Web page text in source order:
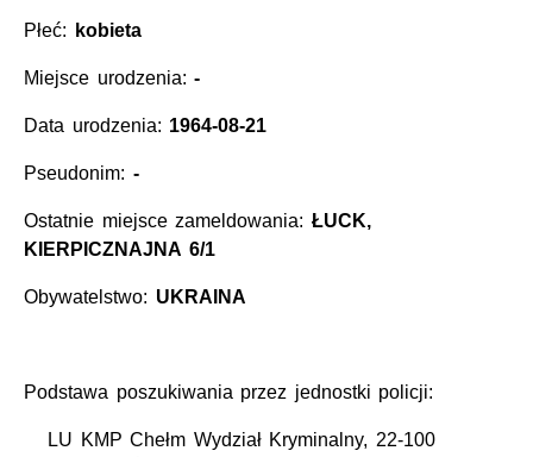
Płeć: kobieta
Miejsce urodzenia:-
Data urodzenia: 1964-08-21
Pseudonim: -
Ostatnie miejsce zameldowania: ŁUCK,
KIERPICZNAJNA 6/1
Obywatelstwo: UKRAINA
Podstawa poszukiwania przez jednostki policji:
LU KMP Chełm Wydział Kryminalny, 22-100